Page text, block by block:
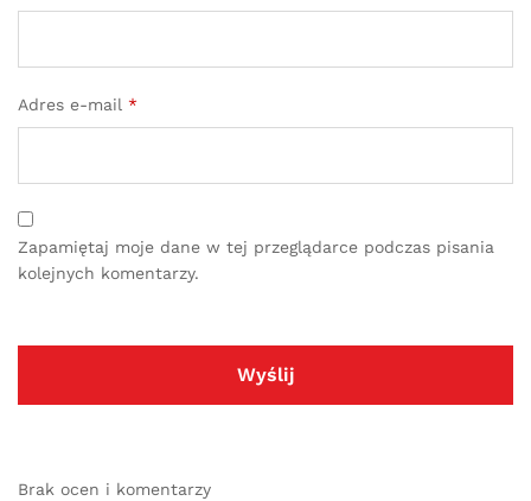
Adres e-mail *
Zapamiętaj moje dane w tej przeglądarce podczas pisania
kolejnych komentarzy.
Brak ocen i komentarzy